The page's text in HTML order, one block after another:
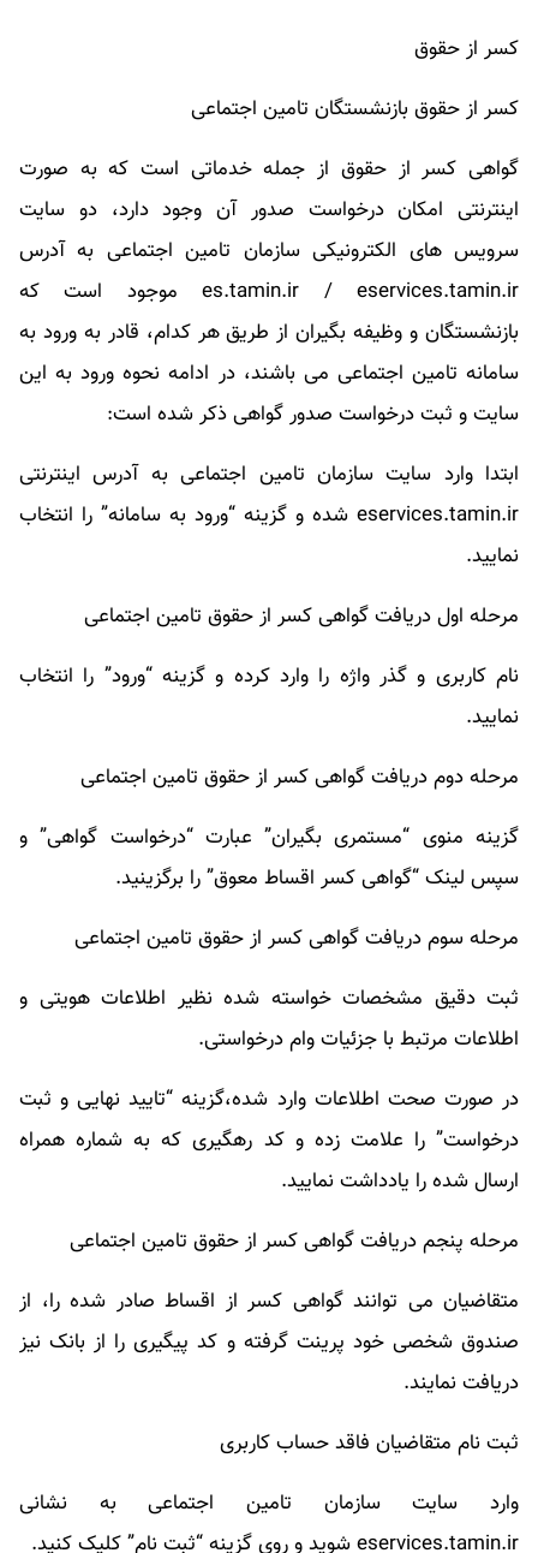
کسر از حقوق
کسر از حقوق بازنشستگان تامین اجتماعی
گواهی کسر از حقوق از جمله خدماتی است که به صورت
اینترنتی امکان درخواست صدور آن وجود دارد، دو سایت
سرویس های الکترونیکی سازمان تامین اجتماعی به آدرس
es.tamin.ir / eservices.tamin.ir موجود است که
بازنشستگان و وظیفه بگیران از طریق هر کدام، قادر به ورود به
سامانه تامین اجتماعی می باشند، در ادامه نحوه ورود به این
سایت و ثبت درخواست صدور گواهی ذکر شده است:
ابتدا وارد سایت سازمان تامین اجتماعی به آدرس اینترنتی
eservices.tamin.ir شده و گزینه “ورود به سامانه” را انتخاب
نمایید.
مرحله اول دریافت گواهی کسر از حقوق تامین اجتماعی
نام کاربری و گذر واژه را وارد کرده و گزینه “ورود” را انتخاب
نمایید.
مرحله دوم دریافت گواهی کسر از حقوق تامین اجتماعی
گزینه منوی “مستمری بگیران” عبارت “درخواست گواهی” و
سپس لینک “گواهی کسر اقساط معوق” را برگزینید.
مرحله سوم دریافت گواهی کسر از حقوق تامین اجتماعی
ثبت دقیق مشخصات خواسته شده نظیر اطلاعات هویتی و
اطلاعات مرتبط با جزئیات وام درخواستی.
در صورت صحت اطلاعات وارد شده،گزینه “تایید نهایی و ثبت
درخواست” را علامت زده و کد رهگیری که به شماره همراه
ارسال شده را یادداشت نمایید.
مرحله پنجم دریافت گواهی کسر از حقوق تامین اجتماعی
متقاضیان می توانند گواهی کسر از اقساط صادر شده را، از
صندوق شخصی خود پرینت گرفته و کد پیگیری را از بانک نیز
دریافت نمایند.
ثبت نام متقاضیان فاقد حساب کاربری
وارد سایت سازمان تامین اجتماعی به نشانی
eservices.tamin.ir شوید و روی گزینه “ثبت نام” کلیک کنید.